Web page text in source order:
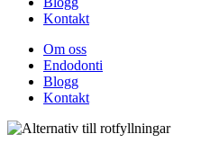
Kontakt
Om oss
Endodonti
Blogg
Kontakt